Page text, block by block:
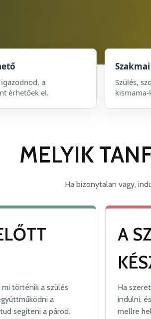
a
érhetőek el.
Szülés,
MELYIK
Ha bizonytalan vagy,
történik a szülés
a
segíteni a párod.
A
Ha
indulni,
mellre